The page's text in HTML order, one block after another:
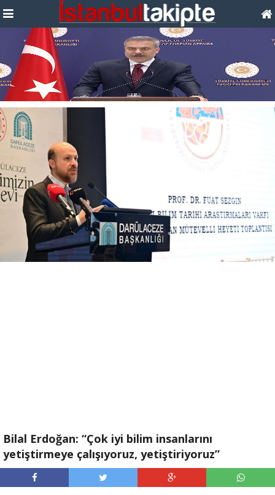
Bilal Erdoğan: “Çok iyi bilim insanlarını
yetiştirmeye çalışıyoruz, yetiştiriyoruz”